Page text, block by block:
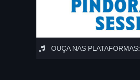
OUÇA NAS PLATAFORMAS: